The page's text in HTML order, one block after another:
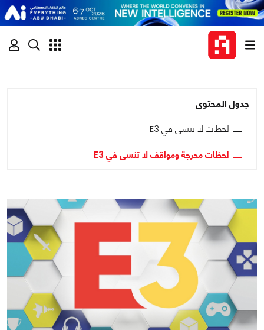
جدول المحتوى
لحظات لا تنسى في E3
لحظات محرجة ومواقف لا تنسى في E3